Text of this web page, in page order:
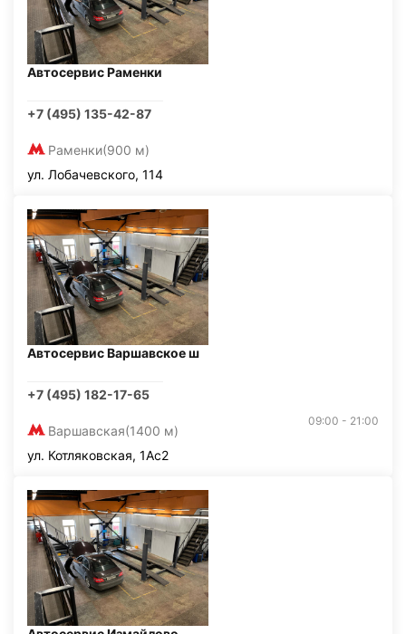
Автосервис Раменки
+7 (495) 135-42-87
Раменки(900 м)
ул. Лобачевского, 114
Автосервис Варшавское ш
+7 (495) 182-17-65
Варшавская(1400 м)
09:00 - 21:00
ул. Котляковская, 1Ас2